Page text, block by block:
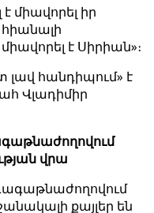
միավորել իր
է Սիրիան»։
լավ հանդիպում» է
Վլադիմիր
վրա
քայլեր են